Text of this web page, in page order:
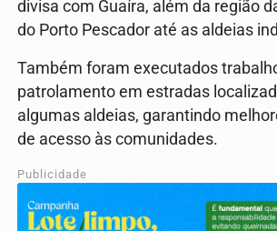
divisa com Guaíra, além da região
do Porto Pescador até as aldeias
Também foram executados
patrolamento em estradas
algumas aldeias, garantindo
de acesso às comunidades.
Publicidade